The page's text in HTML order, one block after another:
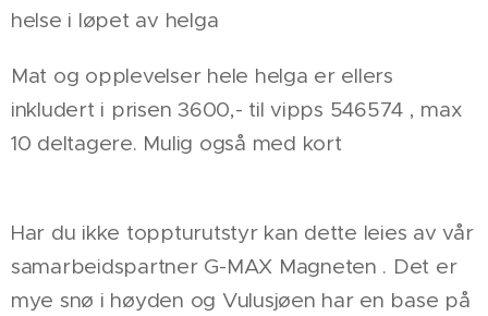
helse i løpet av helga
Mat og opplevelser hele helga er ellers
inkludert i prisen 3600,- til vipps 546574 , max
10 deltagere. Mulig også med kort
Har du ikke toppturutstyr kan dette leies av vår
samarbeidspartner G-MAX Magneten . Det er
mye snø i høyden og Vulusjøen har en base på